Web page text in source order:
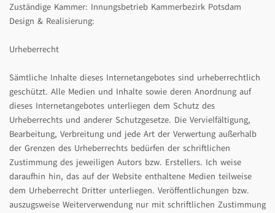
Zuständige Kammer: Innungsbetrieb Kammerbezirk Potsdam
Design & Realisierung:
Urheberrecht
Sämtliche Inhalte dieses Internetangebotes sind urheberrechtlich
geschützt. Alle Medien und Inhalte sowie deren Anordnung auf
dieses Internetangebotes unterliegen dem Schutz des
Urheberrechts und anderer Schutzgesetze. Die Vervielfältigung,
Bearbeitung, Verbreitung und jede Art der Verwertung außerhalb
der Grenzen des Urheberrechts bedürfen der schriftlichen
Zustimmung des jeweiligen Autors bzw. Erstellers. Ich weise
daraufhin hin, das auf der Website enthaltene Medien teilweise
dem Urheberrecht Dritter unterliegen. Veröffentlichungen bzw.
auszugsweise Weiterverwendung nur mit schriftlichen Zustimmung